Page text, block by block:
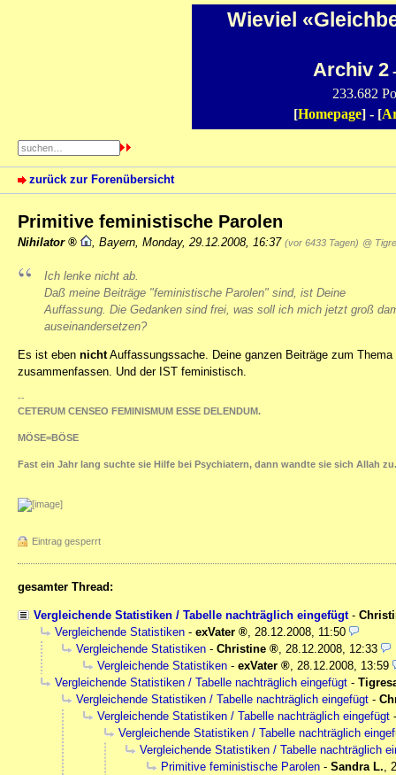
Wieviel
Archiv 2
233.682
[Homepage] - [
zurück zur Forenübersicht
Primitive feministische Parolen
Nihilator Bayern Monday, 29.12.2008, 16:37 (vor 6433 Tagen) @
Ich lenke nicht ab.
Daß meine Beiträge "feministische Parolen" sind, ist Deine
Auffassung. Die Gedanken sind frei, was soll ich mich jetzt groß
auseinandersetzen?
Es ist eben nichtAuffassungssache. Deine ganzen Beiträge zum
zusammenfassen. Und der IST feministisch.
--
CETERUM CENSEO FEMINISMUM ESSE DELENDUM.
MÖSE=BÖSE
Fast ein Jahr lang suchte sie Hilfe bei Psychiatern, dann wandte sie sich Allah zu.
Eintrag gesperrt
gesamter Thread:
Vergleichende Statistiken / Tabelle nachträglich eingefügt-
Vergleichende Statistiken - exVater , 28.12.2008, 11:50
Vergleichende Statistiken - Christine , 28.12.2008, 12:33
Vergleichende Statistiken - exVater , 28.12.2008, 13:59
Vergleichende Statistiken / Tabelle nachträglich eingefügt -
Vergleichende Statistiken / Tabelle nachträglich eingefügt -
Vergleichende Statistiken / Tabelle nachträglich eingefügt
Vergleichende Statistiken / Tabelle nachträglich
Vergleichende Statistiken / Tabelle nachträglich
Primitive feministische Parolen - Sandra L.,